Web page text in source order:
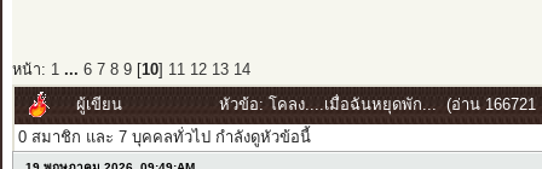
หน้า: 1 ... 6 7 8 9[ 10] 11 12 13 14
ผู้เขียน
หัวข้อ: โคลง....เมื่อฉันหยุดพัก... (อ่าน 166721
0 สมาชิก และ 7 บุคคลทั่วไป กำลังดูหัวข้อนี้